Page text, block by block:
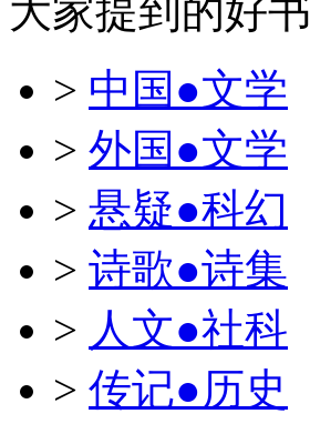
大家提到的好书
> 中国●文学
> 外国●文学
> 悬疑●科幻
> 诗歌●诗集
> 人文●社科
> 传记●历史